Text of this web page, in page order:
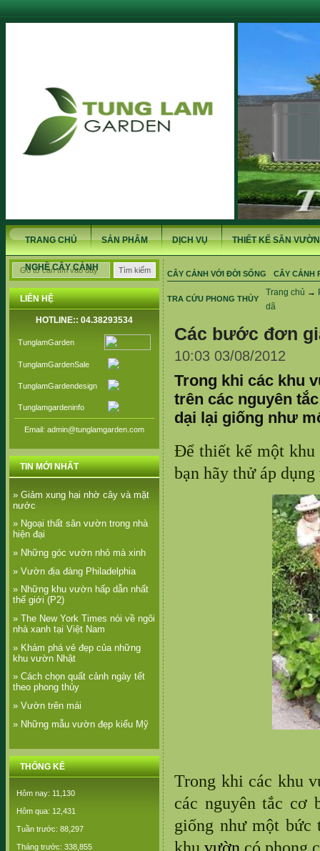
TRANG CHỦ SẢN PHẨM DỊCH VỤ THIẾT KẾ SÂN VƯỜN
NGHỀ CÂY CẢNH
LIÊN HỆ
HOTLINE:: 04.38293534
TunglamGarden
TunglamGardenSale
TunglamGardendesign
Tunglamgardeninfo
Email: admin@tunglamgarden.com
TIN MỚI NHẤT
» Giảm xung hại nhờ cây và mặt
nước
» Ngoại thất sân vườn trong nhà
hiện đại
» Những góc vườn nhỏ mà xinh
» Vườn địa đàng Philadelphia
» Những khu vườn hấp dẫn nhất
thế giới (P2)
» The New York Times nói về ngôi
nhà xanh tại Việt Nam
» Khám phá vẻ đẹp của những
khu vườn Nhật
» Cách chọn quất cảnh ngày tết
theo phong thủy
» Vườn trên mái
» Những mẫu vườn đẹp kiểu Mỹ
THỐNG KÊ
Hôm nay: 11,130
Hôm qua: 12,431
Tuần trước: 88,297
Tháng trước: 338,855
CÂY CẢNH VỚI ĐỜI SỐNG CÂY CẢNH
TRA CỨU PHONG THỦY
Trang chủ →
dã
Các bước đơn
10:03 03/08/2012
Trong khi các khu
trên các nguyên
dại lại giống như
Để thiết kế một khu
bạn hãy thử áp
Trong khi các khu
các nguyên tắc cơ
giống như một bức